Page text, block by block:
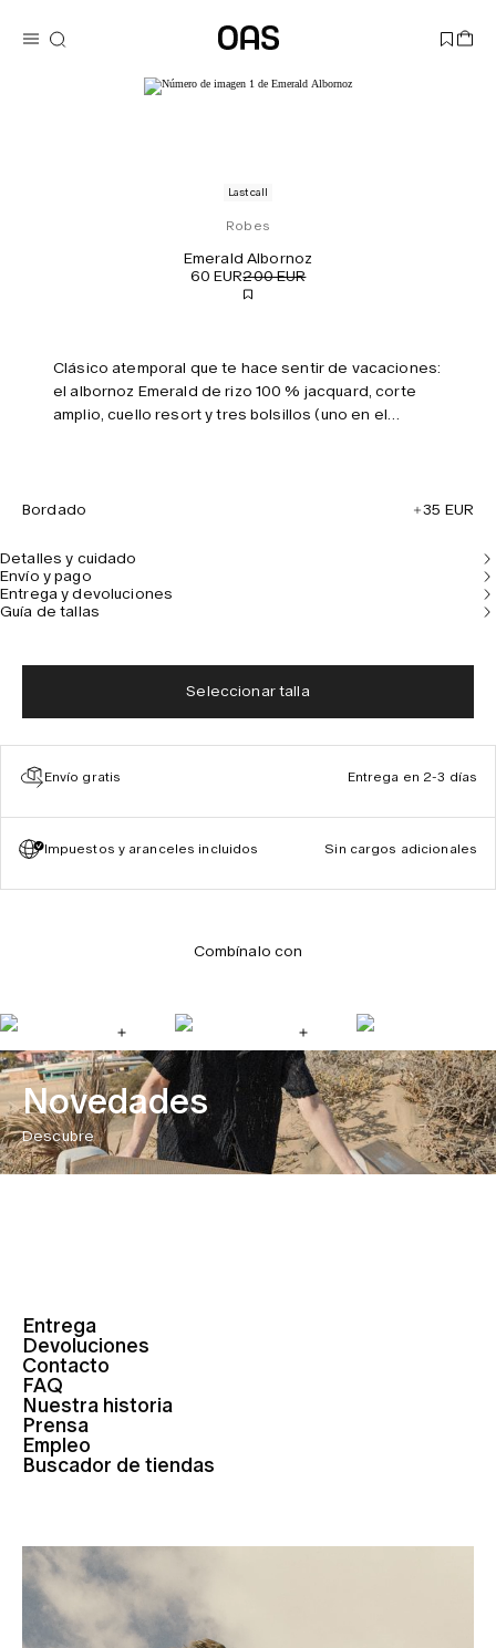
Last call
Robes
Emerald Albornoz
60 EUR200 EUR
Clásico atemporal que te hace sentir de vacaciones:
el albornoz Emerald de rizo 100 % jacquard, corte
amplio, cuello resort y tres bolsillos (uno en el
Bordado 35 EUR
Detalles y cuidado
Envío y pago
Entrega y devoluciones
Guía de tallas
Seleccionar talla
Envío gratis Entrega en 2-3 días
Impuestos y aranceles incluidos Sin cargos adicionales
Combínalo con
Novedades
Descubre
Entrega
Devoluciones
Contacto
FAQ
Nuestra historia
Prensa
Empleo
Buscador de tiendas